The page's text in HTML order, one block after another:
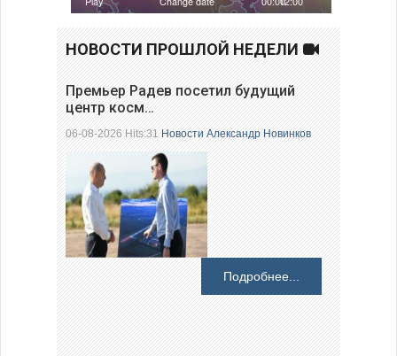
НОВОСТИ ПРОШЛОЙ НЕДЕЛИ
Премьер Радев посетил будущий
центр косм…
06-08-2026 Hits:31Новости Александр Новинков
Подробнее...